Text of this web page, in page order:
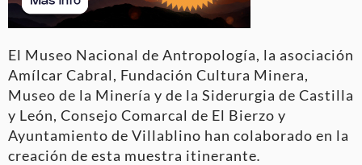
El Museo Nacional de Antropología, la asociación
Amílcar Cabral, Fundación Cultura Minera,
Museo de la Minería y de la Siderurgia de Castilla
y León, Consejo Comarcal de El Bierzo y
Ayuntamiento de Villablino han colaborado en la
creación de esta muestra itinerante.